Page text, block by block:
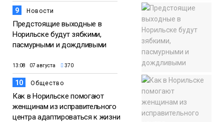
9 Новости
Предстоящие выходные в
Норильске будут зябкими,
пасмурными и дождливыми
13:08 07 августа 370
10 Общество
Как в Норильске помогают
женщинам из исправительного
центра адаптироваться к жизни